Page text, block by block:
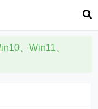
、Win11、